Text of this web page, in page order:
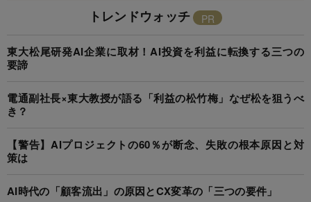
トレンドウォッチ
東大松尾研発AI企業に取材！AI投資を利益に転換する三つの
要諦
電通副社長×東大教授が語る「利益の松竹梅」なぜ松を狙うべ
き？
【警告】AIプロジェクトの60％が断念、失敗の根本原因と対
策は
AI時代の「顧客流出」の原因とCX変革の「三つの要件」